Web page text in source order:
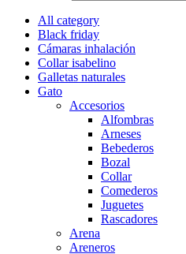
All category
Black friday
Cámaras inhalación
Collar isabelino
Galletas naturales
Gato
Accesorios
Alfombras
Arneses
Bebederos
Bozal
Collar
Comederos
Juguetes
Rascadores
Arena
Areneros